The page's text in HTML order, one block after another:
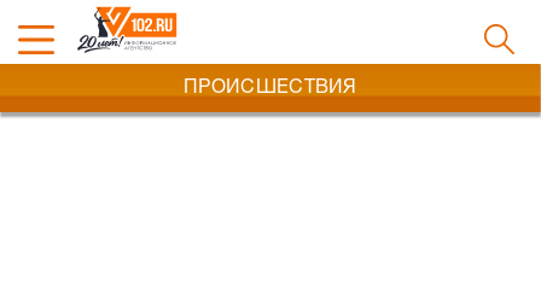
ПРОИСШЕСТВИЯ